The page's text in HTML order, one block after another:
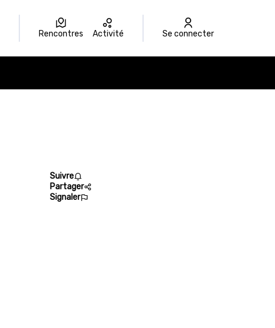
Rencontres Activité Se connecter
Suivre
Partager
Signaler